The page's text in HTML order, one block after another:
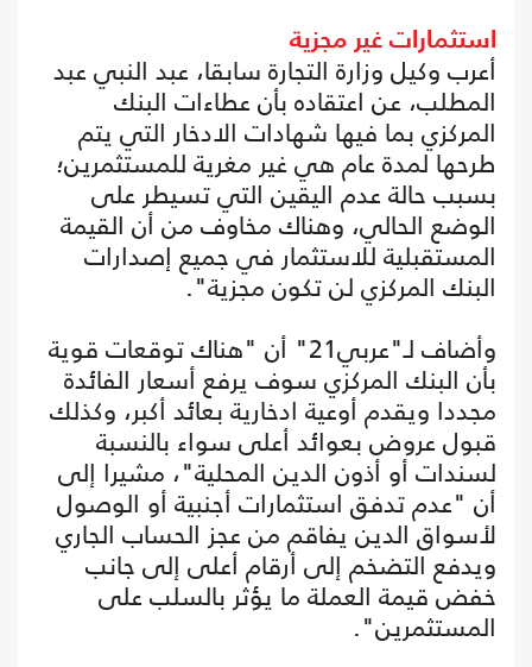
استثمارات غير مجزية
أعرب وكيل وزارة التجارة سابقا، عبد النبي عبد
المطلب، عن اعتقاده بأن عطاءات البنك
المركزي بما فيها شهادات الادخار التي يتم
طرحها لمدة عام هي غير مغرية للمستثمرين؛
بسبب حالة عدم اليقين التي تسيطر على
الوضع الحالي، وهناك مخاوف من أن القيمة
المستقبلية للاستثمار في جميع إصدارات
البنك المركزي لن تكون مجزية".
وأضاف لـ"عربي21" أن "هناك توقعات قوية
بأن البنك المركزي سوف يرفع أسعار الفائدة
مجددا ويقدم أوعية ادخارية بعائد أكبر، وكذلك
قبول عروض بعوائد أعلى سواء بالنسبة
لسندات أو أذون الدين المحلية"، مشيرا إلى
أن "عدم تدفق استثمارات أجنبية أو الوصول
لأسواق الدين يفاقم من عجز الحساب الجاري
ويدفع التضخم إلى أرقام أعلى إلى جانب
خفض قيمة العملة ما يؤثر بالسلب على
المستثمرين".